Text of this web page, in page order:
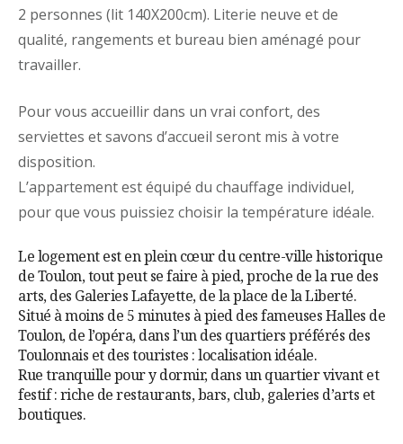
2 personnes (lit 140X200cm). Literie neuve et de
qualité, rangements et bureau bien aménagé pour
travailler.
Pour vous accueillir dans un vrai confort, des
serviettes et savons d’accueil seront mis à votre
disposition.
L’appartement est équipé du chauffage individuel,
pour que vous puissiez choisir la température idéale.
Le logement est en plein cœur du centre-ville historique
de Toulon, tout peut se faire à pied, proche de la rue des
arts, des Galeries Lafayette, de la place de la Liberté.
Situé à moins de 5 minutes à pied des fameuses Halles de
Toulon, de l’opéra, dans l’un des quartiers préférés des
Toulonnais et des touristes : localisation idéale.
Rue tranquille pour y dormir, dans un quartier vivant et
festif : riche de restaurants, bars, club, galeries d’arts et
boutiques.